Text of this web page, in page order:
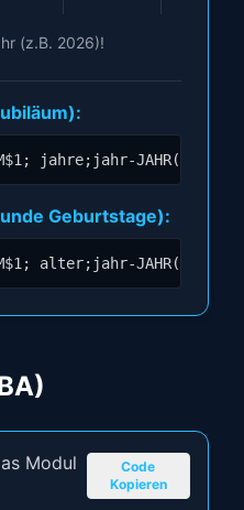
(z.B. 2026)!
jahre;jahr-JAHR(ein);
Geburtstage):
alter;jahr-JAHR(geb);
Modul
Code
Kopieren